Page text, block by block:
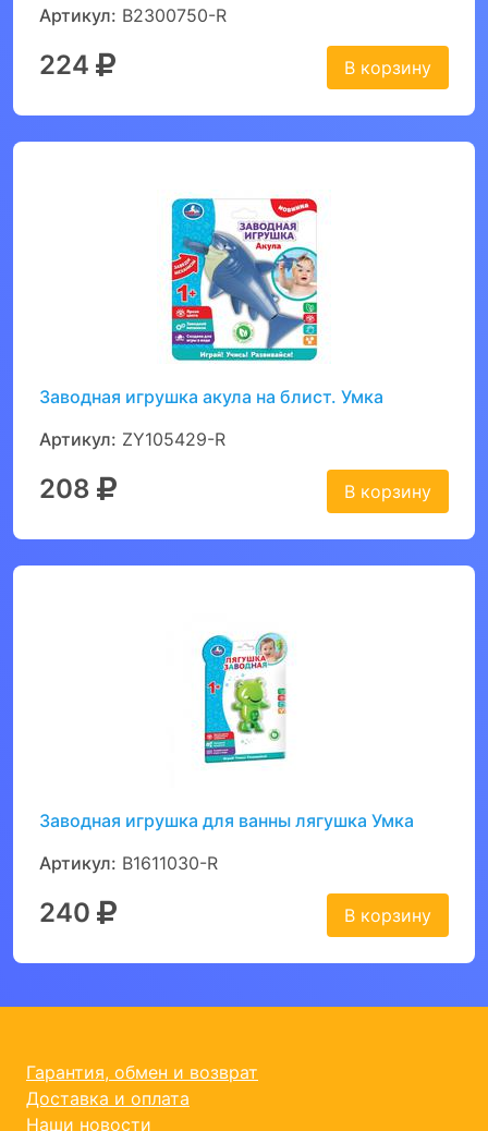
Артикул: B2300750-R
224 В корзину
Заводная игрушка акула на блист. Умка
Артикул: ZY105429-R
208 В корзину
Заводная игрушка для ванны лягушка Умка
Артикул: B1611030-R
240 В корзину
Гарантия, обмен и возврат
Доставка и оплата
Наши новости